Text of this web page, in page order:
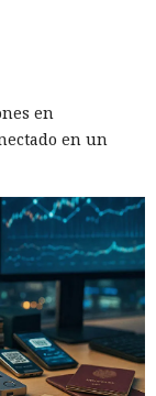
en
en un